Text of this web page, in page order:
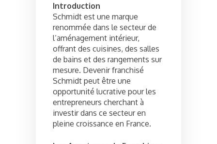
Introduction
Schmidt est une marque
renommée dans le secteur de
l’aménagement intérieur,
offrant des cuisines, des salles
de bains et des rangements sur
mesure. Devenir franchisé
Schmidt peut être une
opportunité lucrative pour les
entrepreneurs cherchant à
investir dans ce secteur en
pleine croissance en France.